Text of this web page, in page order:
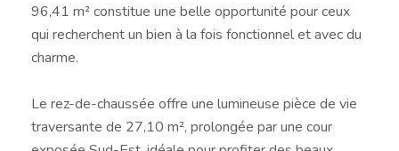
96,41 m² constitue une belle opportunité pour ceux
qui recherchent un bien à la fois fonctionnel et avec du
charme.
Le rez-de-chaussée offre une lumineuse pièce de vie
traversante de 27,10 m², prolongée par une cour